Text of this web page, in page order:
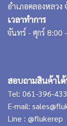
อำเภอคลองหลว
เวลาทำการ
จันทร์ - ศุกร์ 8:00
สอบถามสินค้าไ
Tel: 061-396-
E-mail:
Line : @flukerep